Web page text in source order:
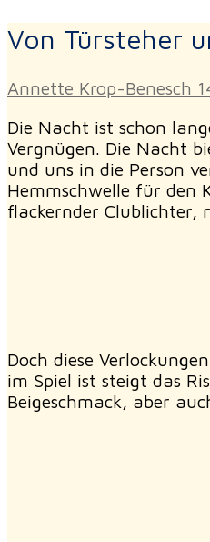
Von Türsteher
Annette Krop-Benesch
Die Nacht ist schon
Vergnügen. Die Nacht
und uns in die Person
Hemmschwelle für den
flackernder Clublichter,
Doch diese
im Spiel ist steigt das
Beigeschmack, aber